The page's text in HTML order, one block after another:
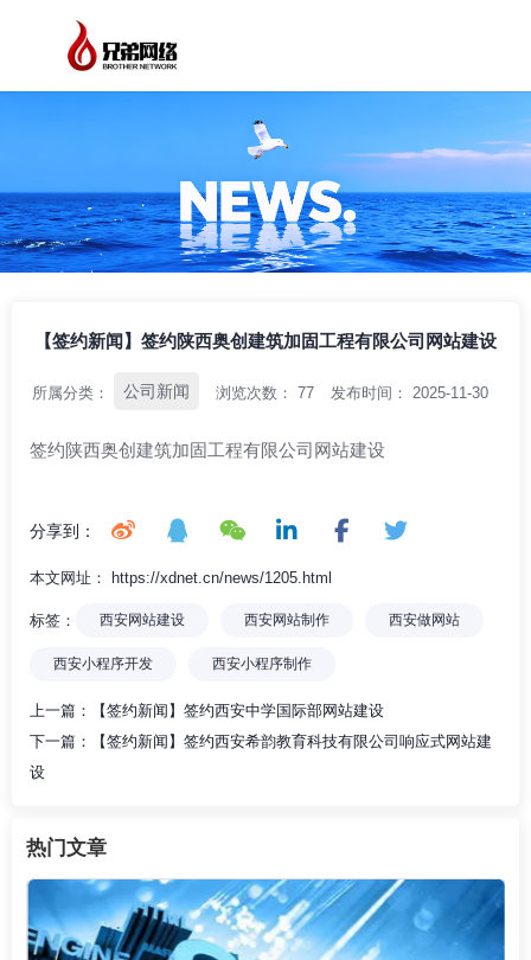
【签约新闻】签约陕西奥创建筑加固工程有限公司网站建设
所属分类： 公司新闻 浏览次数： 77 发布时间： 2025-11-30
签约陕西奥创建筑加固工程有限公司网站建设
分享到：
本文网址： https://xdnet.cn/news/1205.html
标签： 西安网站建设 西安网站制作 西安做网站
西安小程序开发 西安小程序制作
上一篇：
【签约新闻】签约西安中学国际部网站建设
下一篇：
【签约新闻】签约西安希韵教育科技有限公司响应式网站建
设
热门文章